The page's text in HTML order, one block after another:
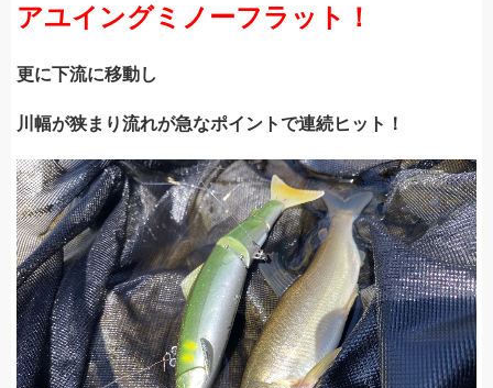
アユイングミノーフラット！
更に下流に移動し
川幅が狭まり流れが急なポイントで連続ヒット！